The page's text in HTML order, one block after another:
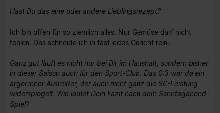
Hast Du das eine oder andere Lieblingsrezept?
Ich bin offen für so ziemlich alles. Nur Gemüse darf nicht
fehlen. Das schneide ich in fast jedes Gericht rein.
Ganz gut läuft es nicht nur bei Dir im Haushalt, sondern bisher
in dieser Saison auch für den Sport-Club. Das 0:3 war da ein
ärgerlicher Ausreißer, der auch nicht ganz die SC-Leistung
widerspiegelt. Wie lautet Dein Fazit nach dem Sonntagabend-
Spiel?